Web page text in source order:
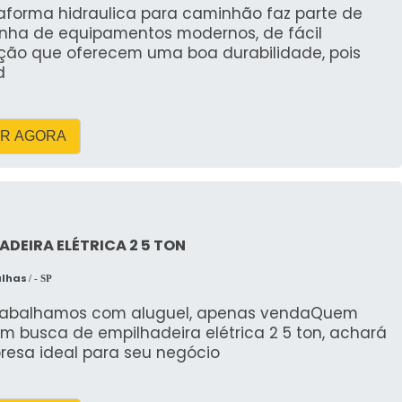
vigas, pré-moldados e equipamentos industriais.
de manobra e risco de danos na obra.
máquinas em indústrias: parada programada com
reduz em até 40% o tempo de parada e
indústrias; consulte opções e cronogramas
MUNCK, MUNCK
DISPONÍVEIS
para quem busca Aluguel de Caminhão Munck
para içamento, munck locacao por hora ou
hidraulica para caminhão faz parte de
de equipamentos modernos, de fácil
que oferecem uma boa durabilidade, pois
AGORA
ELÉTRICA 2 5 TON
/ - SP
com aluguel, apenas vendaQuem
busca de empilhadeira elétrica 2 5 ton, achará
ideal para seu negócio